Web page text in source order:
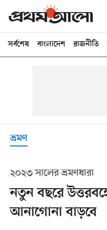
সর্বশেষ বাংলাদেশ রাজনীতি
ভ্রমণ
২০২৩ সালের ভ্রমণধারা
নতুন বছরে
আনাগোনা বাড়বে